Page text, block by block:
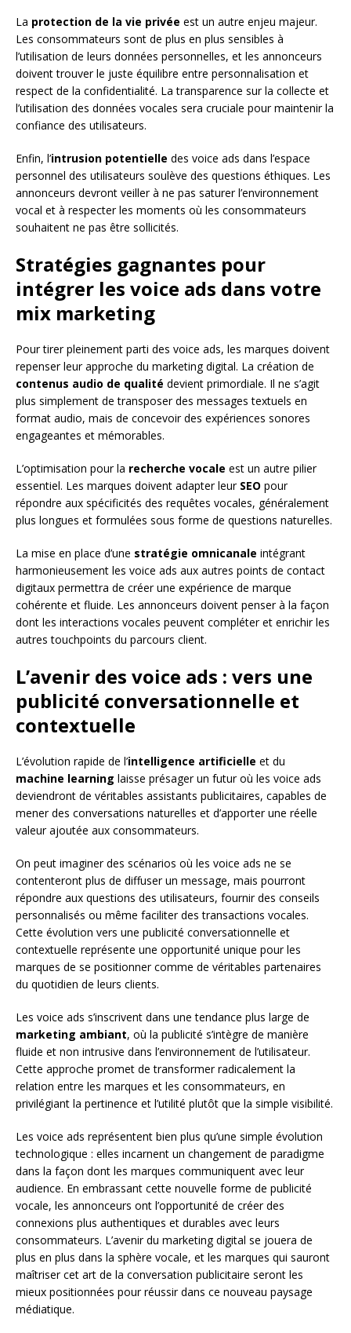
La protection de la vie privée est un autre enjeu majeur.
Les consommateurs sont de plus en plus sensibles à
l’utilisation de leurs données personnelles, et les annonceurs
doivent trouver le juste équilibre entre personnalisation et
respect de la confidentialité. La transparence sur la collecte et
l’utilisation des données vocales sera cruciale pour maintenir la
confiance des utilisateurs.
Enfin, l’intrusion potentielle des voice ads dans l’espace
personnel des utilisateurs soulève des questions éthiques. Les
annonceurs devront veiller à ne pas saturer l’environnement
vocal et à respecter les moments où les consommateurs
souhaitent ne pas être sollicités.
Stratégies gagnantes pour
intégrer les voice ads dans votre
mix marketing
Pour tirer pleinement parti des voice ads, les marques doivent
repenser leur approche du marketing digital. La création de
contenus audio de qualité devient primordiale. Il ne s’agit
plus simplement de transposer des messages textuels en
format audio, mais de concevoir des expériences sonores
engageantes et mémorables.
L’optimisation pour la recherche vocale est un autre pilier
essentiel. Les marques doivent adapter leur SEO pour
répondre aux spécificités des requêtes vocales, généralement
plus longues et formulées sous forme de questions naturelles.
La mise en place d’une stratégie omnicanale intégrant
harmonieusement les voice ads aux autres points de contact
digitaux permettra de créer une expérience de marque
cohérente et fluide. Les annonceurs doivent penser à la façon
dont les interactions vocales peuvent compléter et enrichir les
autres touchpoints du parcours client.
L’avenir des voice ads : vers une
publicité conversationnelle et
contextuelle
L’évolution rapide de l’intelligence artificielle et du
machine learning laisse présager un futur où les voice ads
deviendront de véritables assistants publicitaires, capables de
mener des conversations naturelles et d’apporter une réelle
valeur ajoutée aux consommateurs.
On peut imaginer des scénarios où les voice ads ne se
contenteront plus de diffuser un message, mais pourront
répondre aux questions des utilisateurs, fournir des conseils
personnalisés ou même faciliter des transactions vocales.
Cette évolution vers une publicité conversationnelle et
contextuelle représente une opportunité unique pour les
marques de se positionner comme de véritables partenaires
du quotidien de leurs clients.
Les voice ads s’inscrivent dans une tendance plus large de
marketing ambiant, où la publicité s’intègre de manière
fluide et non intrusive dans l’environnement de l’utilisateur.
Cette approche promet de transformer radicalement la
relation entre les marques et les consommateurs, en
privilégiant la pertinence et l’utilité plutôt que la simple visibilité.
Les voice ads représentent bien plus qu’une simple évolution
technologique : elles incarnent un changement de paradigme
dans la façon dont les marques communiquent avec leur
audience. En embrassant cette nouvelle forme de publicité
vocale, les annonceurs ont l’opportunité de créer des
connexions plus authentiques et durables avec leurs
consommateurs. L’avenir du marketing digital se jouera de
plus en plus dans la sphère vocale, et les marques qui sauront
maîtriser cet art de la conversation publicitaire seront les
mieux positionnées pour réussir dans ce nouveau paysage
médiatique.